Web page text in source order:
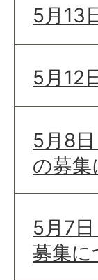
5月13
5月12
5月8
の募集
5月7
募集に